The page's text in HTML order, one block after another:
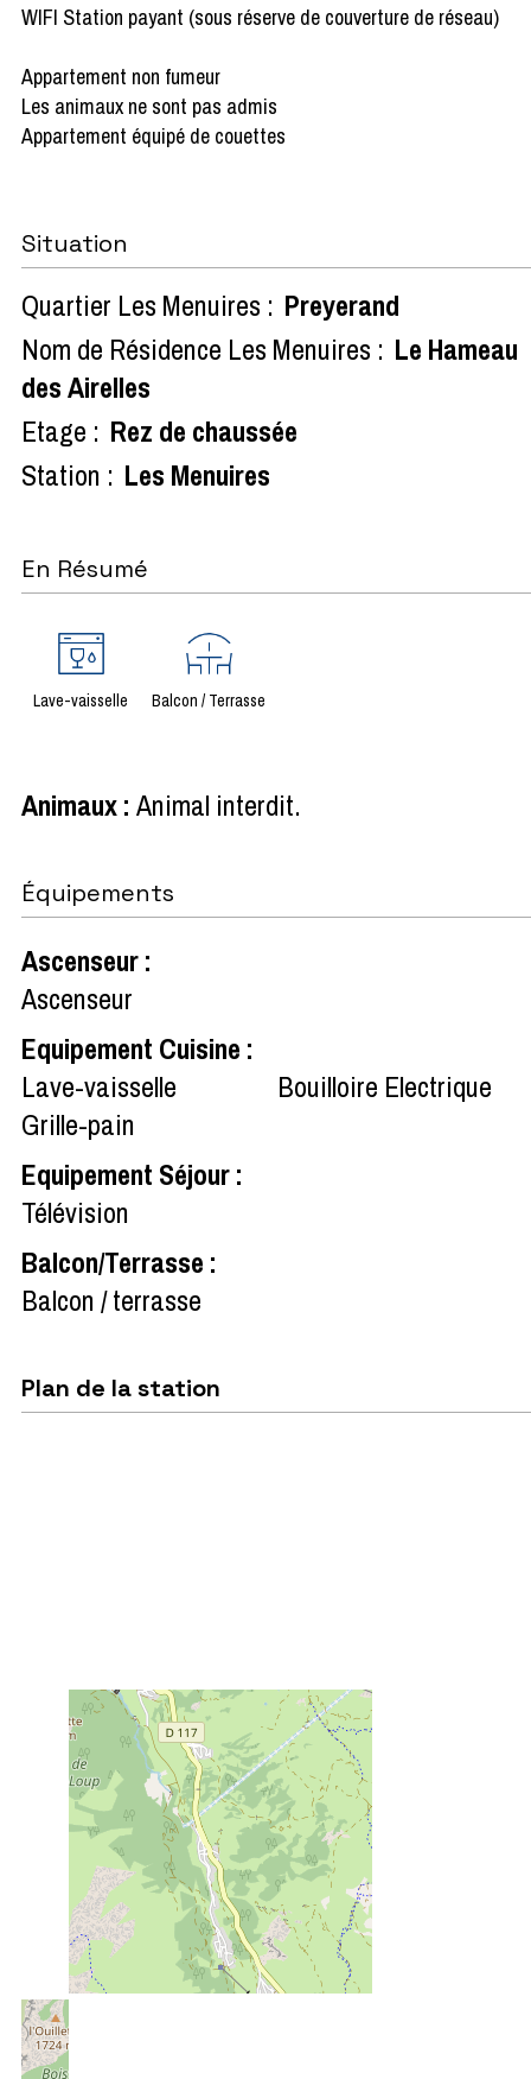
WIFI Station payant (sous réserve de couverture de réseau)
Appartement non fumeur
Les animaux ne sont pas admis
Appartement équipé de couettes
Situation
Quartier Les Menuires : Preyerand
Nom de Résidence Les Menuires : Le Hameau
des Airelles
Etage : Rez de chaussée
Station : Les Menuires
En Résumé
Lave-vaisselle Balcon / Terrasse
Animaux: Animal interdit
Équipements
Ascenseur:
Ascenseur
Equipement Cuisine :
Lave-vaisselle
Bouilloire Electrique
Grille-pain
Equipement Séjour:
Télévision
Balcon/Terrasse :
Balcon / terrasse
Plan de la station